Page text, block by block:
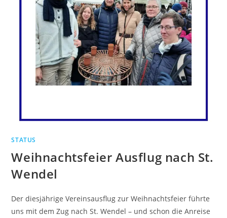
STATUS
Weihnachtsfeier Ausflug nach St.
Wendel
Der diesjährige Vereinsausflug zur Weihnachtsfeier führte
uns mit dem Zug nach St. Wendel – und schon die Anreise